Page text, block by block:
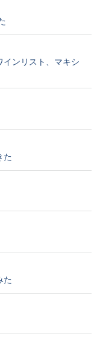
インリスト、マキシ
た
た